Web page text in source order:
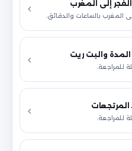
إلى المغرب
المغرب بالساعات والدقائق.
والبت ريت
للمراجعة.
للمراجعة.